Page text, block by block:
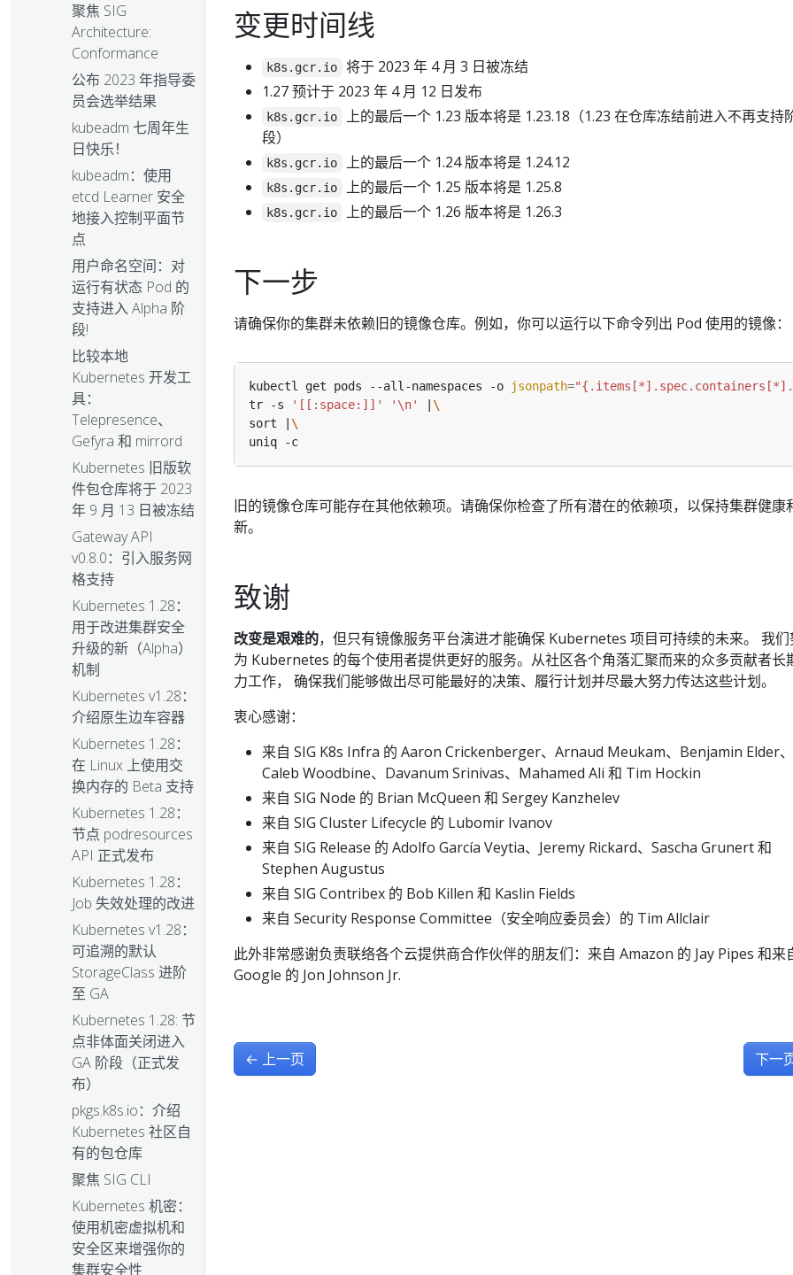
聚焦 SIG
Architecture:
Conformance
公布 2023 年指导委
员会选举结果
kubeadm 七周年生
日快乐！
kubeadm：使用
etcd Learner 安全
地接入控制平面节
点
用户命名空间：对
运行有状态 Pod 的
支持进入 Alpha 阶
段!
比较本地
Kubernetes 开发工
具：
Telepresence、
Gefyra 和 mirrord
Kubernetes 旧版软
件包仓库将于 2023
年 9 月 13 日被冻结
Gateway API
v0.8.0：引入服务网
格支持
Kubernetes 1.28：
用于改进集群安全
升级的新（Alpha）
机制
Kubernetes v1.28：
介绍原生边车容器
Kubernetes 1.28：
在 Linux 上使用交
换内存的 Beta 支持
Kubernetes 1.28：
节点 podresources
API 正式发布
Kubernetes 1.28：
Job 失效处理的改进
Kubernetes v1.28：
可追溯的默认
StorageClass 进阶
至 GA
Kubernetes 1.28: 节
点非体面关闭进入
GA 阶段（正式发
布）
pkgs.k8s.io：介绍
Kubernetes 社区自
有的包仓库
聚焦 SIG CLI
Kubernetes 机密：
使用机密虚拟机和
安全区来增强你的
集群安全性
变更时间线
k8s.gcr.io
将于 2023 年 4 月 3 日被冻结
1.27 预计于 2023 年 4 月 12 日发布
k8s.gcr.io
上的最后一个 1.23 版本将是 1.23.18（1.23 在仓库冻结前进入不再支持
段）
k8s.gcr.io 上的最后一个 1.24 版本将是 1.24.12
k8s.gcr.io 上的最后一个 1.25 版本将是 1.25.8
k8s.gcr.io 上的最后一个 1.26 版本将是 1.26.3
下一步
请确保你的集群未依赖旧的镜像仓库。例如，你可以运行以下命令列出 Pod 使用的镜像：
kubectl get pods --all-namespaces -o jsonpath=
tr -s
'[[:space:]]' '\n'
sort |
旧的镜像仓库可能存在其他依赖项。请确保你检查了所有潜在的依赖项，以保持集群健康
新。
致谢
改变是艰难的，但只有镜像服务平台演进才能确保 Kubernetes 项目可持续的未来。 我们
为 Kubernetes 的每个使用者提供更好的服务。从社区各个角落汇聚而来的众多贡献者长
力工作， 确保我们能够做出尽可能最好的决策、履行计划并尽最大努力传达这些计划。
衷心感谢：
来自 SIG K8s Infra 的 Aaron Crickenberger、Arnaud Meukam、Benjamin Elder、
Caleb Woodbine、Davanum Srinivas、Mahamed Ali 和 Tim Hockin
来自 SIG Node 的 Brian McQueen 和 Sergey Kanzhelev
来自 SIG Cluster Lifecycle 的 Lubomir Ivanov
来自 SIG Release 的 Adolfo García Veytia、Jeremy Rickard、Sascha Grunert 和
Stephen Augustus
来自 SIG Contribex 的 Bob Killen 和 Kaslin Fields
来自 Security Response Committee（安全响应委员会）的 Tim Allclair
此外非常感谢负责联络各个云提供商合作伙伴的朋友们：来自 Amazon 的 Jay Pipes 和来
Google 的 Jon Johnson Jr.
← 上一页 下一